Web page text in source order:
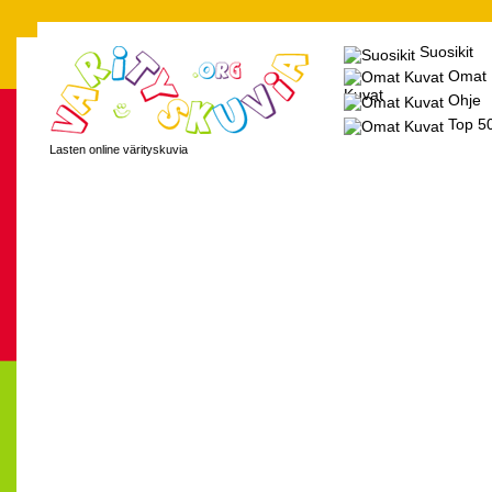
Lasten online värityskuvia
Suosikit
Omat
Kuvat
Ohje
Top